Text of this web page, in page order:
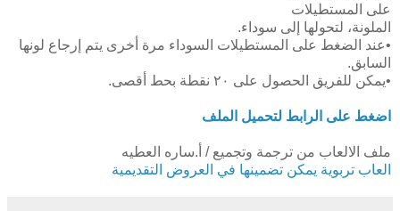
على المستطيلات
الملونة، لتحولها إلى سوداء.
•عند الضغط على المستطيلات السوداء مرة أخرى يتم إرجاع لونها
السابق.
•يمكن للفريق الحصول على ٢٠ نقطة بحط أقصى.
اضغط على الرابط لتحميل الملف
ملف الالعاب من ترجمة وتجميع / أ.ساره العطيه
العاب تربوية يمكن تضمينها في العروض التقديمية